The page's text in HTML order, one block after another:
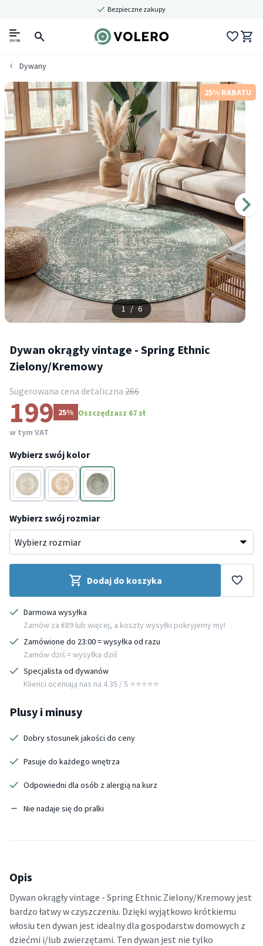
Bezpieczne zakupy
menu
Dywany
25% RABATU
1 / 6
Dywan okrągły vintage - Spring Ethnic
Zielony/Kremowy
Sugerowana cena detaliczna 266
199 25% Oszczędzasz 67 zł
w tym VAT
Wybierz swój kolor
KremowyKremowyZielony
Wybierz swój rozmiar
Dodaj do koszyka
Darmowa wysyłka
Zamów za €89 lub więcej, a koszty wysyłki pokryjemy my!
Zamówione do 23:00 = wysyłka od razu
Zamów dziś = wysyłka dziś
Specjalista od dywanów
Klienci oceniają nas na 4.35 / 5 ⭐️⭐️⭐️⭐️⭐️
Plusy i minusy
Dobry stosunek jakości do ceny
Pasuje do każdego wnętrza
Odpowiedni dla osób z alergią na kurz
Nie nadaje się do pralki
Opis
Dywan okrągły vintage - Spring Ethnic Zielony/Kremowy jest
bardzo łatwy w czyszczeniu. Dzięki wyjątkowo krótkiemu
włosiu ten dywan jest idealny dla gospodarstw domowych z
dziećmi i/lub zwierzętami. Ten dywan jest nie tylko